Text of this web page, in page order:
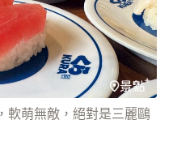
軟萌無敵，絕對是三麗鷗